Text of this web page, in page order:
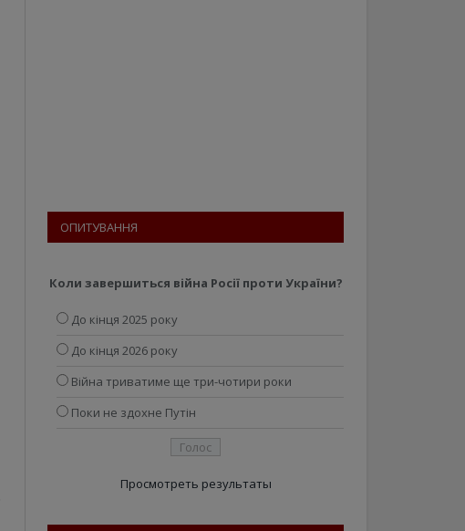
ОПИТУВАННЯ
Коли завершиться війна Росії проти України?
До кінця 2025 року
До кінця 2026 року
Війна триватиме ще три-чотири роки
Поки не здохне Путін
Просмотреть результаты